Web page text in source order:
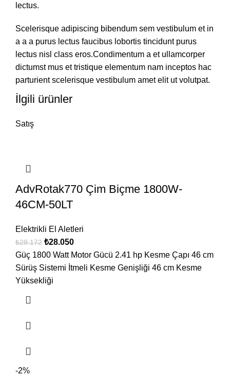
lectus.
Scelerisque adipiscing bibendum sem vestibulum et in
a a a purus lectus faucibus lobortis tincidunt purus
lectus nisl class eros.Condimentum a et ullamcorper
dictumst mus et tristique elementum nam inceptos hac
parturient scelerisque vestibulum amet elit ut volutpat.
İlgili ürünler
Satış
AdvRotak770 Çim Biçme 1800W-
46CM-50LT
Elektrikli El Aletleri
₺28.172 ₺28.050
Güç 1800 Watt Motor Gücü 2.41 hp Kesme Çapı 46 cm
Sürüş Sistemi İtmeli Kesme Genişliği 46 cm Kesme
Yüksekliği
-2%